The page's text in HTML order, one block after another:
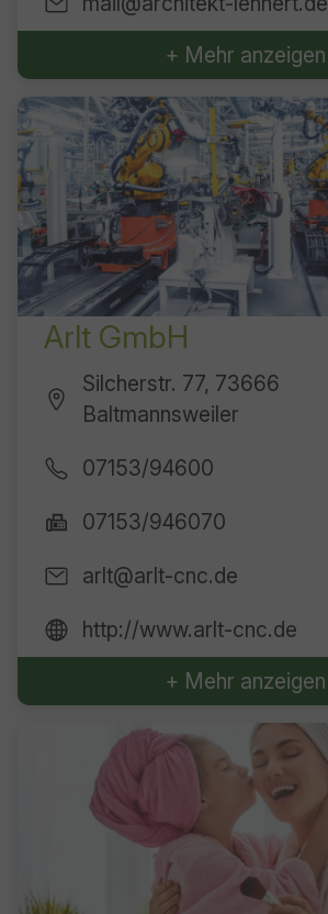
+ Mehr anzeigen
Arlt GmbH
Silcherstr. 77, 73666
Baltmannsweiler
07153/94600
07153/946070
arlt@arlt-cnc.de
http://www.arlt-cnc.de
+ Mehr anzeigen